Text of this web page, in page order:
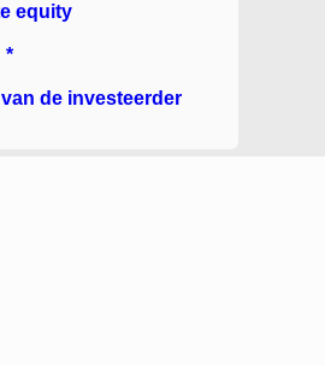
equity
*
de investeerder